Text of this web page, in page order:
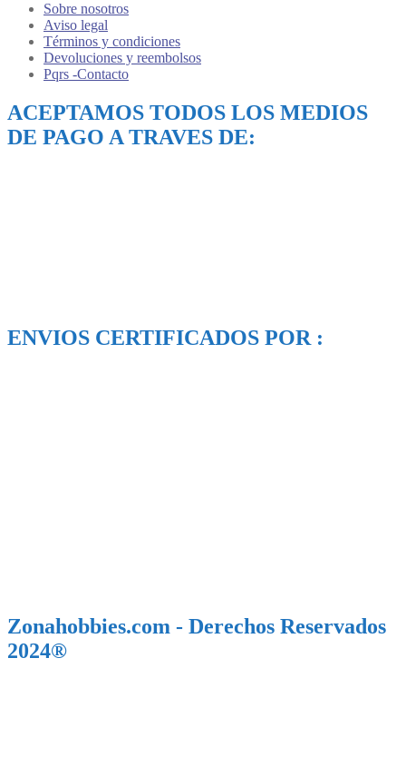
Sobre nosotros
Aviso legal
Términos y condiciones
Devoluciones y reembolsos
Pqrs -Contacto
ACEPTAMOS TODOS LOS MEDIOS
DE PAGO A TRAVES DE:
ENVIOS CERTIFICADOS POR :
Zonahobbies.com - Derechos Reservados
2024®